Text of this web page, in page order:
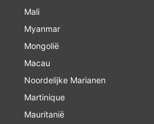
Mali
Myanmar
Mongolië
Macau
Noordelijke Marianen
Martinique
Mauritanië